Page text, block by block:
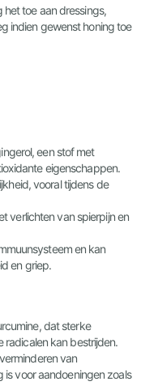
toe aan dressings,
indien gewenst honing toe
een stof met
eigenschappen.
vooral tijdens de
verlichten van spierpijn en
en kan
en griep.
dat sterke
kan bestrijden.
van
voor aandoeningen zoals